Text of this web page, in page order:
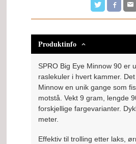
Produktinfo
SPRO Big Eye Minnow 90 er
raslekuler i hvert kammer.
Minnow en unik gange som
motstå. Vekt 9 gram, lengde
forskjellige fargevarianter.
meter.
Effektiv til trolling etter laks,